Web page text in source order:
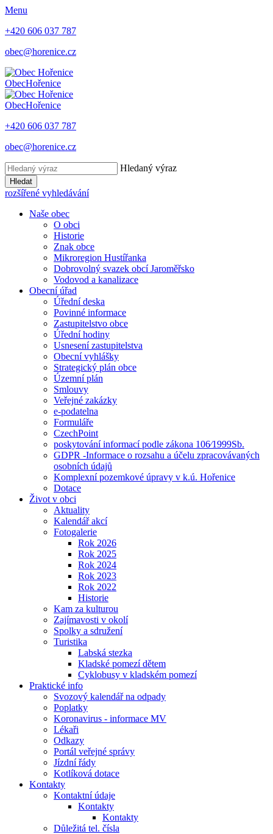
Menu
+420 606 037 787
obec@horenice.cz
ObecHořenice
ObecHořenice
+420 606 037 787
obec@horenice.cz
Hledaný výraz
Hledat
rozšířené vyhledávání
Naše obec
O obci
Historie
Znak obce
Mikroregion Hustířanka
Dobrovolný svazek obcí Jaroměřsko
Vodovod a kanalizace
Obecní úřad
Úřední deska
Povinné informace
Zastupitelstvo obce
Úřední hodiny
Usnesení zastupitelstva
Obecní vyhlášky
Strategický plán obce
Územní plán
Smlouvy
Veřejné zakázky
e-podatelna
Formuláře
CzechPoint
poskytování informací podle zákona 106⁄1999Sb.
GDPR -Informace o rozsahu a účelu zpracovávaných
osobních údajů
Komplexní pozemkové úpravy v k.ú. Hořenice
Dotace
Život v obci
Aktuality
Kalendář akcí
Fotogalerie
Rok 2026
Rok 2025
Rok 2024
Rok 2023
Rok 2022
Historie
Kam za kulturou
Zajímavosti v okolí
Spolky a sdružení
Turistika
Labská stezka
Kladské pomezí dětem
Cyklobusy v kladském pomezí
Praktické info
Svozový kalendář na odpady
Poplatky
Koronavirus - informace MV
Lékaři
Odkazy
Portál veřejné správy
Jízdní řády
Kotlíková dotace
Kontakty
Kontaktní údaje
Kontakty
Kontakty
Důležitá tel. čísla